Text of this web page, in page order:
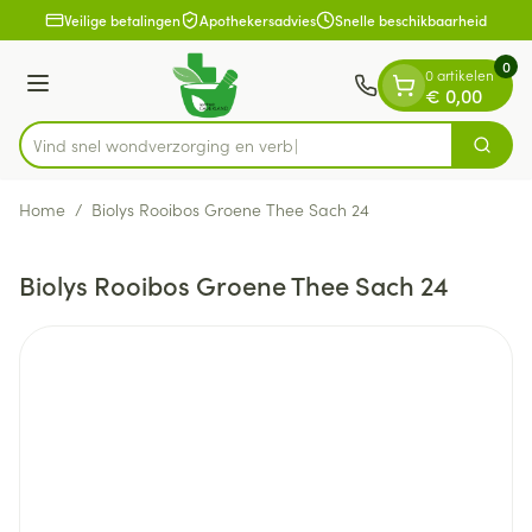
Ga naar de inhoud
1 van 1Veilige betalingen Apothekersadvies Snelle beschikbaarheid
Menu
Product, merk, categorie...
Vind snel wondverzorgin Zoek
0 artikelen
€ 0,00
0
Home / Biolys Rooibos Groene Thee Sach 24
Biolys Rooibos Groene Thee Sach 24